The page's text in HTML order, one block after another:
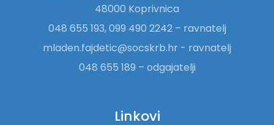
48000 Koprivnica
048 655 193, 099 490 2242 – ravnatelj
mladen.fajdetic@socskrb.hr - ravnatelj
048 655 189 – odgajatelji
Linkovi